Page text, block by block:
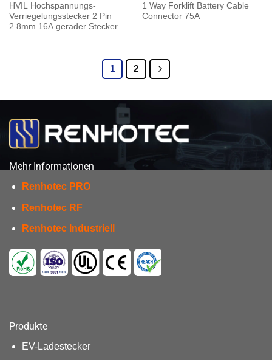
HVIL Hochspannungs-
Verriegelungsstecker 2 Pin
2.8mm 16A gerader Stecker
1 Way Forklift Battery Cable
Connector 75A
1 2
Mehr Informationen
Renhotec PRO
Renhotec RF
Renhotec Industriell
Produkte
EV-Ladestecker